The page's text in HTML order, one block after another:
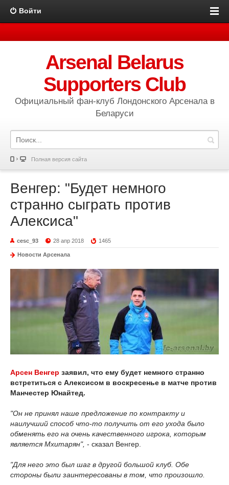
Войти
Arsenal Belarus
Supporters Club
Официальный фан-клуб Лондонского Арсенала в
Беларуси
Полная версия сайта
Венгер: "Будет немного
странно сыграть против
Алексиса"
cesc_93 28 апр 2018 1465
Новости Арсенала
Арсен Венгер заявил, что ему будет немного странно
встретиться с Алексисом в воскресенье в матче против
Манчестер Юнайтед.
"Он не принял наше предложение по контракту и
наилучший способ что-то получить от его ухода было
обменять его на очень качественного игрока, которым
является Мхитарян", - сказал Венгер.
"Для него это был шаг в другой большой клуб. Обе
стороны были заинтересованы в том, что произошло.